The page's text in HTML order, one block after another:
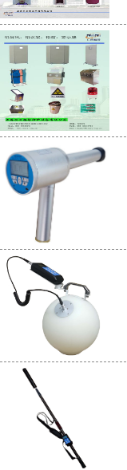
序的可行
全省事故
相关产品